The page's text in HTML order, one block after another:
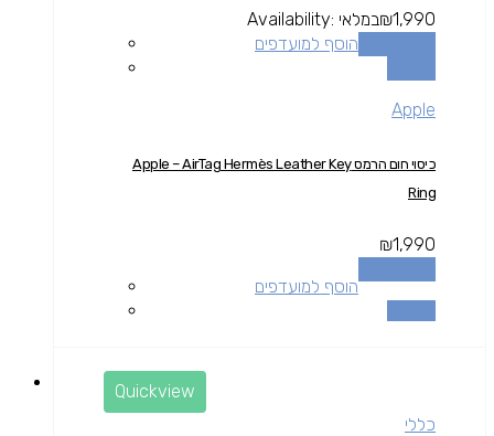
₪1,990
Availability: במלאי
הוסף למועדפים
Apple
כיסוי חום הרמס Apple – AirTag Hermès Leather Key
Ring
₪1,990
הוסף למועדפים
Quickview
כללי